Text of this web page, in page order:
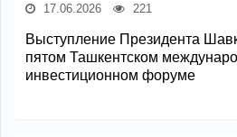
17.06.2026 221
Выступление Президента
пятом Ташкентском
инвестиционном форуме